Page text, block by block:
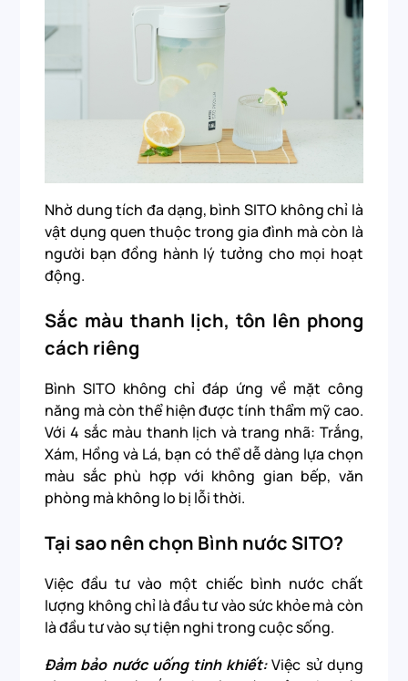
Nhờ dung tích đa dạng, bình SITO không chỉ là
vật dụng quen thuộc trong gia đình mà còn là
người bạn đồng hành lý tưởng cho mọi hoạt
động.
Sắc màu thanh lịch, tôn lên phong
cách riêng
Bình SITO không chỉ đáp ứng về mặt công
năng mà còn thể hiện được tính thẩm mỹ cao.
Với 4 sắc màu thanh lịch và trang nhã: Trắng,
Xám, Hồng và Lá, bạn có thể dễ dàng lựa chọn
màu sắc phù hợp với không gian bếp, văn
phòng mà không lo bị lỗi thời.
Tại sao nên chọn Bình nước SITO?
Việc đầu tư vào một chiếc bình nước chất
lượng không chỉ là đầu tư vào sức khỏe mà còn
là đầu tư vào sự tiện nghi trong cuộc sống.
Đảm bảo nước uống tinh khiết:Việc sử dụng